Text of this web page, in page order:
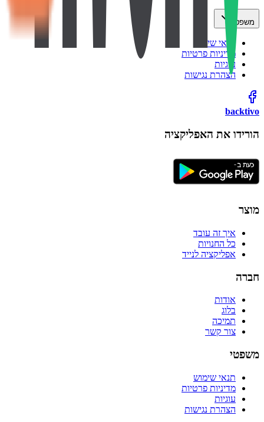
משפטי
תנאי שימוש
מדיניות פרטיות
עוגיות
הצהרת נגישות
backtivo
הורידו את האפליקציה
מוצר
איך זה עובד
כל החנויות
אפליקציה לנייד
חברה
אודות
בלוג
תמיכה
צור קשר
משפטי
תנאי שימוש
מדיניות פרטיות
עוגיות
הצהרת נגישות